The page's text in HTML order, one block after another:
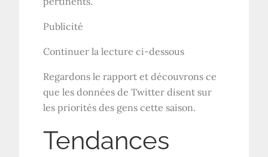
Publicité
Continuer la lecture ci-dessous
Regardons le rapport et découvrons ce
que les données de Twitter disent sur
les priorités des gens cette saison.
Tendances